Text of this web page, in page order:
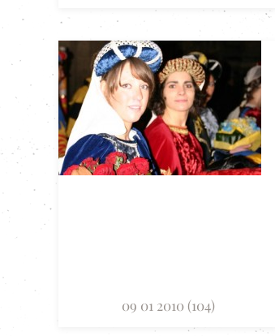
09 01 2010 (104)